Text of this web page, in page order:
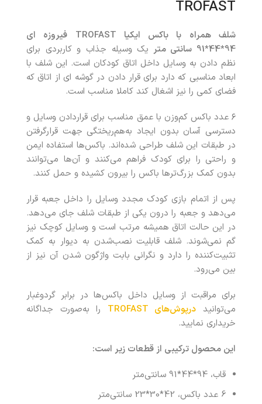
TROFAST
شلف همراه با باکس ایکیا TROFAST فیروزه ای
94*44*91 سانتی متر
یک وسیله جذاب و کاربردی برای
نظم دادن به وسایل داخل اتاق کودکان است. این شلف با
ابعاد مناسبی که دارد برای قرار دادن در گوشه ای از اتاق که
فضای کمی را نیز اشغال کند کاملا مناسب است.
۶ عدد باکس کم‌وزن با عمق مناسب برای قراردادن وسایل و
دسترسی آسان بدون ایجاد به‌هم‌ریختگی جهت قرارگرفتن
در طبقات این شلف طراحی شده‌اند. باکس‌ها استفاده ایمن
و راحتی را برای کودک فراهم می‌کنند و آن‌ها می‌توانند
بدون کمک بزرگ‌ترها باکس را بیرون کشیده و حمل کنند.
پس از اتمام بازی کودک مجدد وسایل را داخل جعبه قرار
می‌دهد و جعبه را درون یکی از طبقات شلف جای می‌دهد.
در این حالت اتاق همیشه مرتب است و وسایل کوچک نیز
گم نمی‌شوند. شلف قابلیت نصب‌شدن به دیوار به کمک
تثبیت‌کننده را دارد و نگرانی بابت واژگون شدن آن نیز از
بین می‌رود.
برای مراقبت از وسایل داخل باکس‌ها در برابر گردوغبار
می‌توانید درپوش‌های TROFAST را به‌صورت جداگانه
خریداری نمایید.
این محصول ترکیبی از قطعات زیر است:
قاب، 94*44*91 سانتی‌متر
6 عدد باکس، 42*30*23 سانتی‌متر